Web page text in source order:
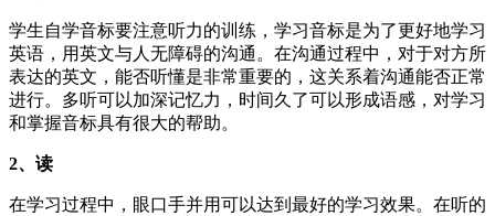
学生自学音标要注意听力的训练，学习音标是为了更好地学习
英语，用英文与人无障碍的沟通。在沟通过程中，对于对方所
表达的英文，能否听懂是非常重要的，这关系着沟通能否正常
进行。多听可以加深记忆力，时间久了可以形成语感，对学习
和掌握音标具有很大的帮助。
2、读
在学习过程中，眼口手并用可以达到最好的学习效果。在听的